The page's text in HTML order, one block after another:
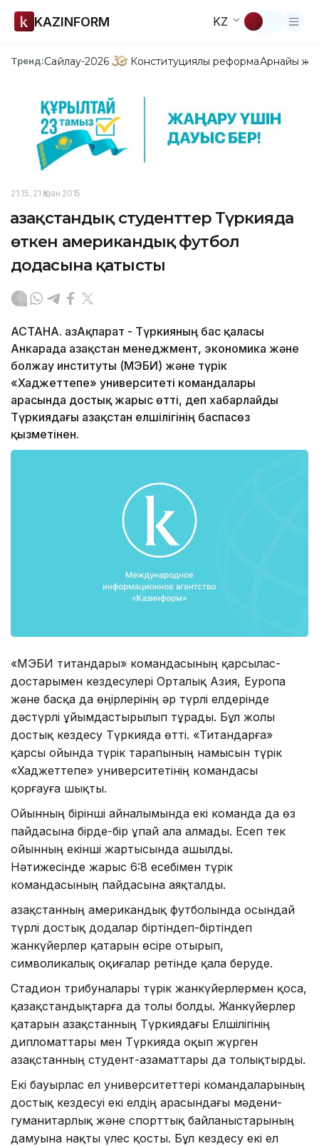
KAZINFORM KZ
Тренд:Сайлау-2026 Конституциялық реформаАрнайы
21:15, 21 Қазан 2015
Қазақстандық студенттер Түркияда
өткен американдық футбол
додасына қатысты
АСТАНА. ҚазАқпарат - Түркияның бас қаласы
Анкарада Қазақстан менеджмент, экономика және
болжау институты (ҚМЭБИ) және түрік
«Хаджеттепе» университеті командалары
арасында достық жарыс өтті, деп хабарлайды
Түркиядағы Қазақстан елшілігінің баспасөз
қызметінен.
«ҚМЭБИ титандары» командасының қарсылас-
достарымен кездесулері Орталық Азия, Еуропа
және басқа да өңірлерінің әр түрлі елдерінде
дәстүрлі ұйымдастырылып тұрады. Бұл жолы
достық кездесу Түркияда өтті. «Титандарға»
қарсы ойында түрік тарапының намысын түрік
«Хаджеттепе» университетінің командасы
қорғауға шықты.
Ойынның бірінші айналымында екі команда да өз
пайдасына бірде-бір ұпай ала алмады. Есеп тек
ойынның екінші жартысында ашылды.
Нәтижесінде жарыс 6:8 есебімен түрік
командасының пайдасына аяқталды.
Қазақстанның американдық футболында осындай
түрлі достық додалар біртіндеп-біртіндеп
жанкүйерлер қатарын өсіре отырып,
символикалық оқиғалар ретінде қала беруде.
Стадион трибуналары түрік жанкүйерлермен қоса,
қазақстандықтарға да толы болды. Жанкүйерлер
қатарын Қазақстанның Түркиядағы Елшілігінің
дипломаттары мен Түркияда оқып жүрген
Қазақстанның студент-азаматтары да толықтырды.
Екі бауырлас ел университеттері командаларының
достық кездесуі екі елдің арасындағы мәдени-
гуманитарлық және спорттық байланыстарының
дамуына нақты үлес қосты. Бұл кездесу екі ел